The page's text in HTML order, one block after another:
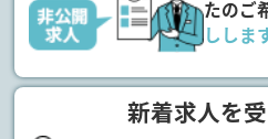
たのご
ししま
新着求人を